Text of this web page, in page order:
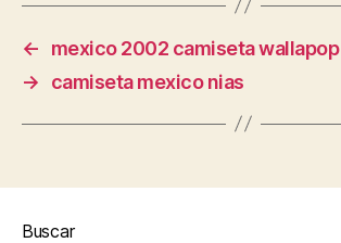
←
mexico 2002 camiseta wallapop
→
camiseta mexico nias
Buscar